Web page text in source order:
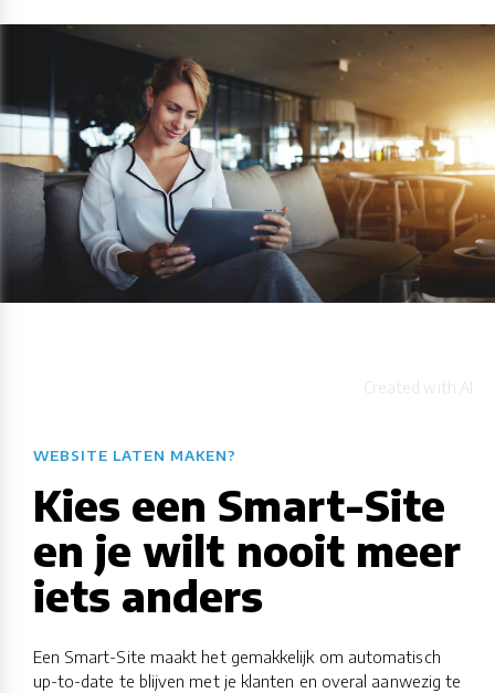
WEBSITE LATEN MAKEN?
Kies een Smart-Site
en je wilt nooit meer
iets anders
Een Smart-Site maakt het gemakkelijk om automatisch
up-to-date te blijven met je klanten en overal aanwezig te